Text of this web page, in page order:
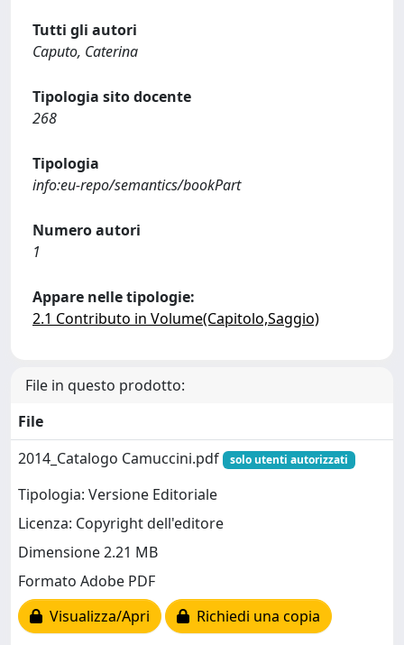
Tutti gli autori
Caputo, Caterina
Tipologia sito docente
268
Tipologia
info:eu-repo/semantics/bookPart
Numero autori
1
Appare nelle tipologie:
2.1 Contributo in Volume(Capitolo,Saggio)
File in questo prodotto:
File
2014_Catalogo Camuccini.pdf
solo utenti autorizzati
Tipologia: Versione Editoriale
Licenza: Copyright dell'editore
Dimensione 2.21 MB
Formato Adobe PDF
Visualizza/Apri
Richiedi una copia